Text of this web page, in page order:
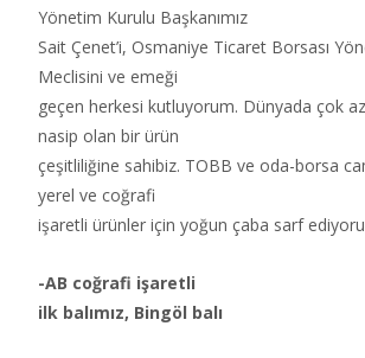
Yönetim Kurulu Başkanımız
Sait Çenet’i, Osmaniye Ticaret Borsası
Meclisini ve emeği
geçen herkesi kutluyorum. Dünyada çok
nasip olan bir ürün
çeşitliliğine sahibiz. TOBB ve oda-borsa
yerel ve coğrafi
işaretli ürünler için yoğun çaba sarf
-AB coğrafi işaretli
ilk balımız, Bingöl balı